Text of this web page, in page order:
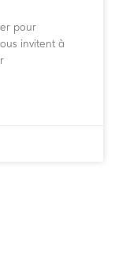
pour
invitent à